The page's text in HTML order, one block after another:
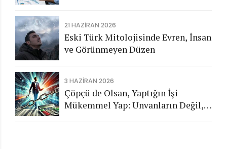
21 HAZIRAN 2026
Eski Türk Mitolojisinde Evren, İnsan
ve Görünmeyen Düzen
3 HAZIRAN 2026
Çöpçü de Olsan, Yaptığın İşi
Mükemmel Yap: Unvanların Değil,